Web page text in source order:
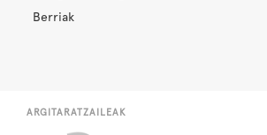
Berriak
ARGITARATZAILEAK